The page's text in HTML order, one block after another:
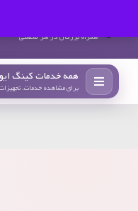
همراه بزرگان در هر صنعتی
همه خدمات کینگ
برای مشاهده خدمات،